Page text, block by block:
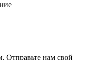
Отправьте нам свой